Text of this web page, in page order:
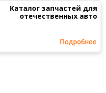
Каталог запчастей для
отечественных авто
Подробнее